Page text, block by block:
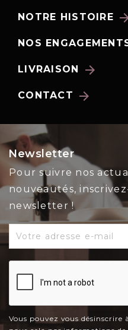
NOTRE HISTOIRE
NOS
LIVRAISON arrow_forward
CONTACT arrow_forward
Newsletter
Pour suivre nos
nouveautés,
newsletter !
Vous pouvez vous